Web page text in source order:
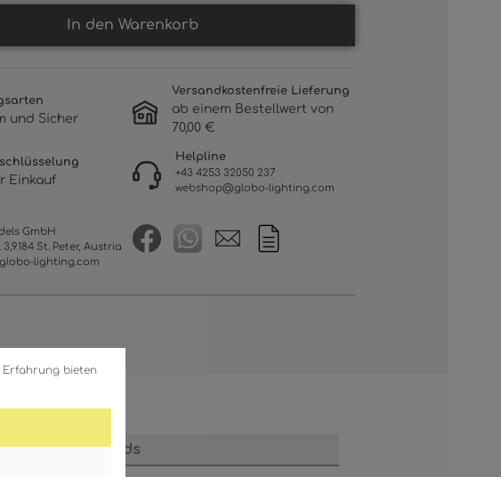
Erfahrung bieten
In den Warenkorb
und Sicher
Versandkostenfreie Lieferung
ab einem Bestellwert von
70,00 €
Einkauf
Helpline
+43 4253 32050 237
webshop@globo-lighting.com
GmbH
St. Peter, Austria
lighting.com
Downloads